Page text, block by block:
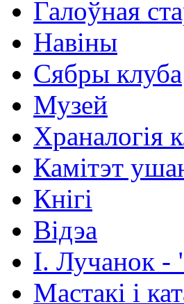
Галоўная
Навіны
Сябры клуба
Музей
Храналогія
Камітэт
Кнігі
Відэа
І. Лучанок
Мастакі i